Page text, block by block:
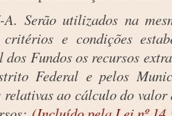
Serão utilizados na
critérios e condições
Fundos os recursos
Federal e pelos
ao cálculo do